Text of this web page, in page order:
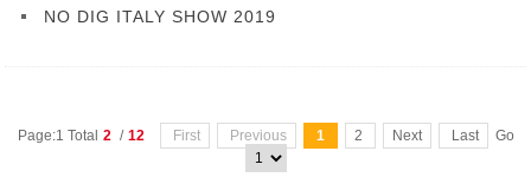
NO DIG ITALY SHOW 2019
Page:1 Total 2 / 12 First Previous 1 2 Next Last Go